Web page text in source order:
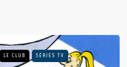
LE CLUB SÉRIES TV